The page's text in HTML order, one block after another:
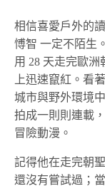
相信喜愛戶外的
愽智 一定不陌生
用 28 天走完歐洲
上迅速竄紅。看
城市與野外環境
拍成一則則連載
冒險動漫。
記得他在走完朝
還沒有嘗試過；